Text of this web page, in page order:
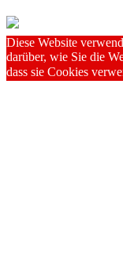
Diese Website
darüber, wie Sie die
dass sie Cookies